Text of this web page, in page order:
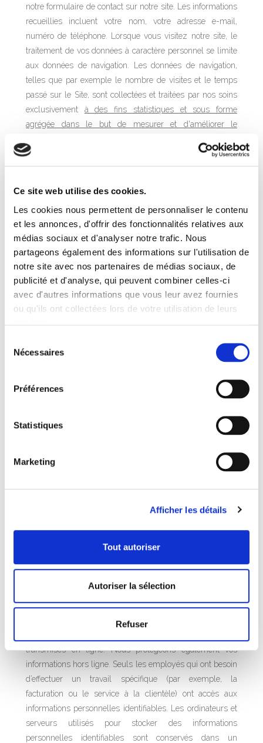
Ce site web utilise des cookies.
Les cookies nous permettent de personnaliser le contenu
et les annonces, d'offrir des fonctionnalités relatives aux
médias sociaux et d'analyser notre trafic. Nous
partageons également des informations sur l'utilisation de
notre site avec nos partenaires de médias sociaux, de
publicité et d'analyse, qui peuvent combiner celles-ci
avec d'autres informations que vous leur avez fournies
ou qu'ils ont collectées lors de votre utilisation de leurs
Nécessaires
Préférences
Statistiques
Marketing
Afficher les détails
Tout autoriser
Autoriser la sélection
Refuser
notre formulaire de contact sur notre site. Les informations
recueillies incluent votre nom, votre adresse e-mail,
numéro de téléphone. Lorsque vous visitez notre site, le
traitement de vos données à caractère personnel se limite
aux données de navigation. Les données de navigation,
telles que par exemple le nombre de visites et le temps
passé sur le Site, sont collectées et traitées par nos soins
exclusivement à des fins statistiques et sous forme
agrégée dans le but de mesurer et d'améliorer le
vous peuvent être utilisées pour :
• Personnaliser votre expérience et répondre à vos besoins
individuels
• Vous contacter par e-mail
3. Divulgation à des tiers
informations personnelles identifiables à des tiers. Cela ne
comprend pas les tierce parties de confiance qui nous
conviennent de garder ces informations confidentielles.
informations afin d’enquêter, de prévenir ou de prendre
des mesures concernant des activités illégales, fraudes
violations de nos conditions d’utilisation, ou quand la loi
nous y contraint.
4. Protection des informations
Nous mettons en œuvre une variété de mesures de
sécurité pour préserver la sécurité de vos informations
personnelles. Nous utilisons un cryptage à la pointe de la
transmises en ligne. Nous protégeons également vos
informations hors ligne. Seuls les employés qui ont besoin
d’effectuer un travail spécifique (par exemple, la
facturation ou le service à la clientèle) ont accès aux
informations personnelles identifiables. Les ordinateurs et
serveurs utilisés pour stocker des informations
personnelles identifiables sont conservés dans un